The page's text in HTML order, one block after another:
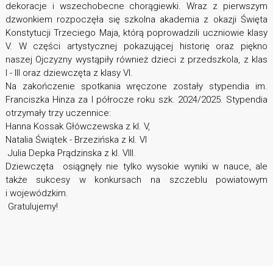
dekoracje i wszechobecne chorągiewki. Wraz z pierwszym
dzwonkiem rozpoczęła się szkolna akademia z okazji Święta
Konstytucji Trzeciego Maja, którą poprowadzili uczniowie klasy
V. W części artystycznej pokazującej historię oraz piękno
naszej Ojczyzny wystąpiły również dzieci z przedszkola, z klas
I - III oraz dziewczęta z klasy VI.
Na zakończenie spotkania wręczone zostały stypendia im.
Franciszka Hinza za I półrocze roku szk. 2024/2025. Stypendia
otrzymały trzy uczennice:
Hanna Kossak Główczewska z kl. V,
Natalia Świątek - Brzezińska z kl. VI
Julia Depka Prądzinska z kl. VIII.
Dziewczęta osiągnęły nie tylko wysokie wyniki w nauce, ale
także sukcesy w konkursach na szczeblu powiatowym
i wojewódzkim.
Gratulujemy!